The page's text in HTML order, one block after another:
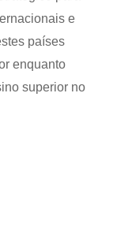
e
países
enquanto
superior no